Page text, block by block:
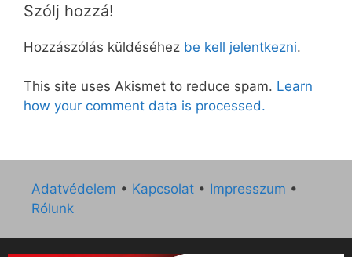
Szólj hozzá!
Hozzászólás küldéséhez be kell jelentkezni.
This site uses Akismet to reduce spam. Learn
how your comment data is processed.
Adatvédelem • Kapcsolat • Impresszum •
Rólunk